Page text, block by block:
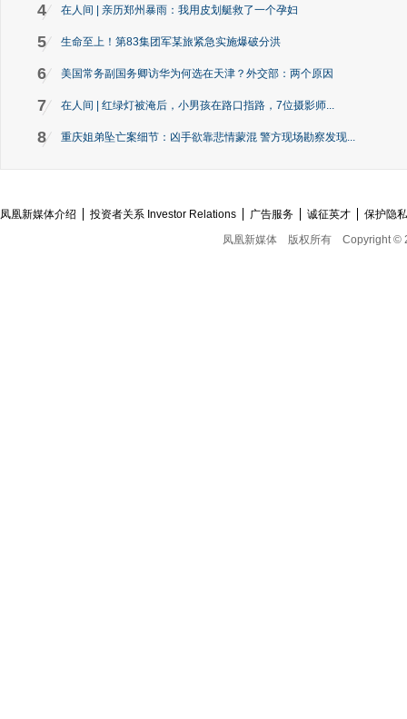
4 在人间 | 亲历郑州暴雨：我用皮划艇救了一个孕妇
5 生命至上！第83集团军某旅紧急实施爆破分洪
6 美国常务副国务卿访华为何选在天津？外交部：两个原因
7 在人间 | 红绿灯被淹后，小男孩在路口指路，7位摄影师...
8 重庆姐弟坠亡案细节：凶手欲靠悲情蒙混 警方现场勘察发现...
凤凰新媒体介绍 投资者关系 Investor Relations 广告服务 诚征英才
保护隐
凤凰新媒体
版权所有 Copyright ©